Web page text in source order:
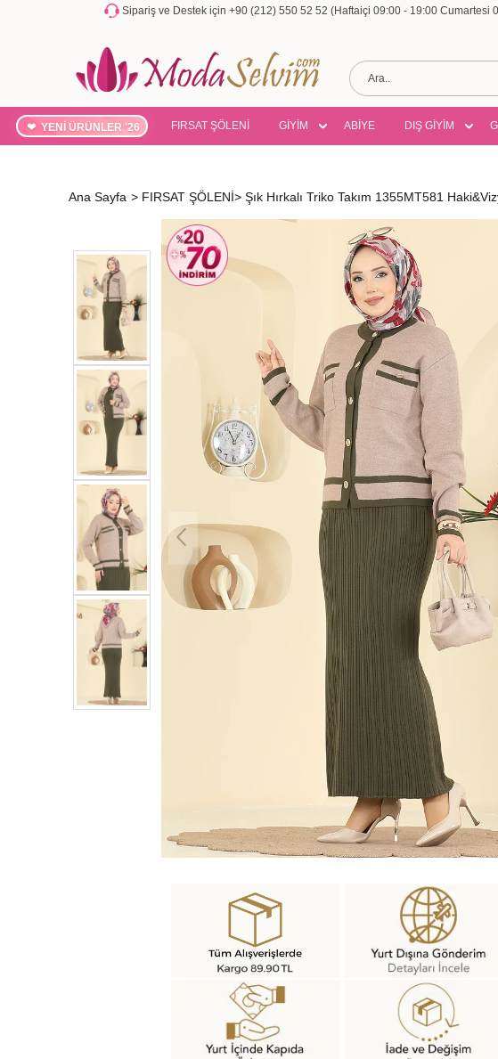
Sipariş ve Destek için +90 (212) 550 52 52 (Haftaiçi 09:00 - 19:00 Cumartesi
YENİ ÜRÜNLER '26 FIRSAT ŞÖLENİ GİYİM ABİYE DIŞ GİYİM
Ana Sayfa > FIRSAT ŞÖLENİ> Şık Hırkalı Triko Takım 1355MT581